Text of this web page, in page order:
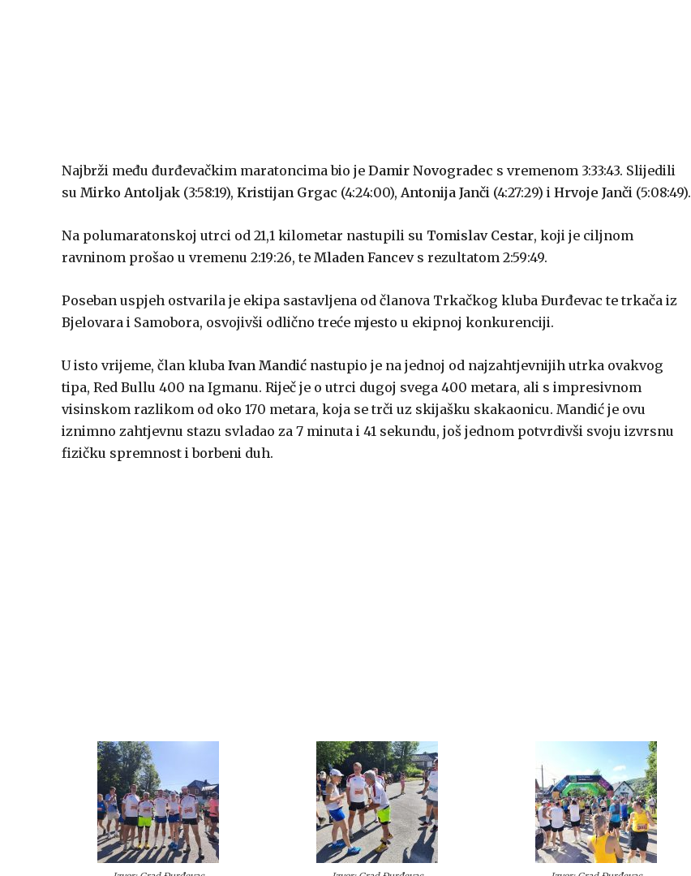
Najbrži među đurđevačkim maratoncima bio je Damir Novogradec s vremenom 3:33:43. Slijedili
su Mirko Antoljak (3:58:19), Kristijan Grgac (4:24:00), Antonija Janči (4:27:29) i Hrvoje Janči (5:08:49).
Na polumaratonskoj utrci od 21,1 kilometar nastupili su Tomislav Cestar, koji je ciljnom
ravninom prošao u vremenu 2:19:26, te Mladen Fancevs rezultatom 2:59:49.
Poseban uspjeh ostvarila je ekipa sastavljena od članova Trkačkog kluba Đurđevac te trkača iz
Bjelovara i Samobora, osvojivši odlično treće mjesto u ekipnoj konkurenciji.
U isto vrijeme, član kluba Ivan Mandić nastupio je na jednoj od najzahtjevnijih utrka ovakvog
tipa, Red Bullu 400 na Igmanu. Riječ je o utrci dugoj svega 400 metara, ali s impresivnom
visinskom razlikom od oko 170 metara, koja se trči uz skijašku skakaonicu. Mandić je ovu
iznimno zahtjevnu stazu svladao za 7 minuta i 41 sekundu, još jednom potvrdivši svoju izvrsnu
fizičku spremnost i borbeni duh.